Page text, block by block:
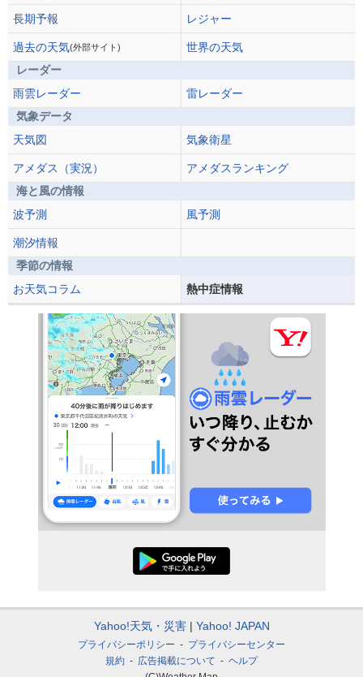
長期予報 レジャー
過去の天気(外部サイト)
世界の天気
レーダー
雨雲レーダー
雷レーダー
気象データ
天気図
気象衛星
アメダス（実況）
アメダスランキング
海と風の情報
波予測
風予測
潮汐情報
季節の情報
お天気コラム
熱中症情報
Yahoo!天気・災害 Yahoo! JAPAN
プライバシーポリシー
プライバシーセンター
規約
広告掲載について
ヘルプ